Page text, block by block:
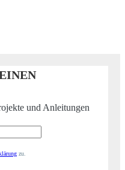
und Anleitungen
zu.